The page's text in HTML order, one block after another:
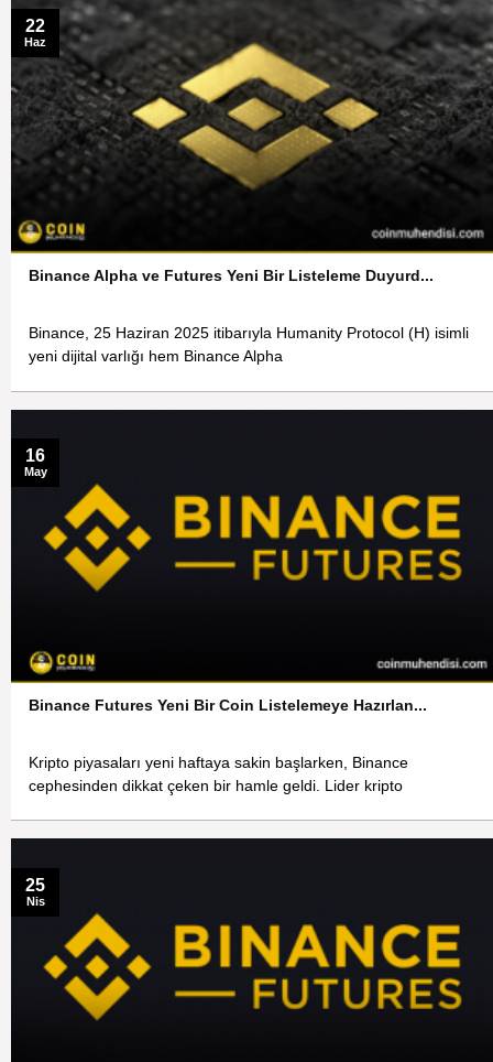
Binance Alpha ve Futures Yeni Bir Listeleme Duyurd...
Binance, 25 Haziran 2025 itibarıyla Humanity Protocol (H) isimli
yeni dijital varlığı hem Binance Alpha
22
Haz
Binance Futures Yeni Bir Coin Listelemeye Hazırlan...
Kripto piyasaları yeni haftaya sakin başlarken, Binance
cephesinden dikkat çeken bir hamle geldi. Lider kripto
16
May
25
Nis